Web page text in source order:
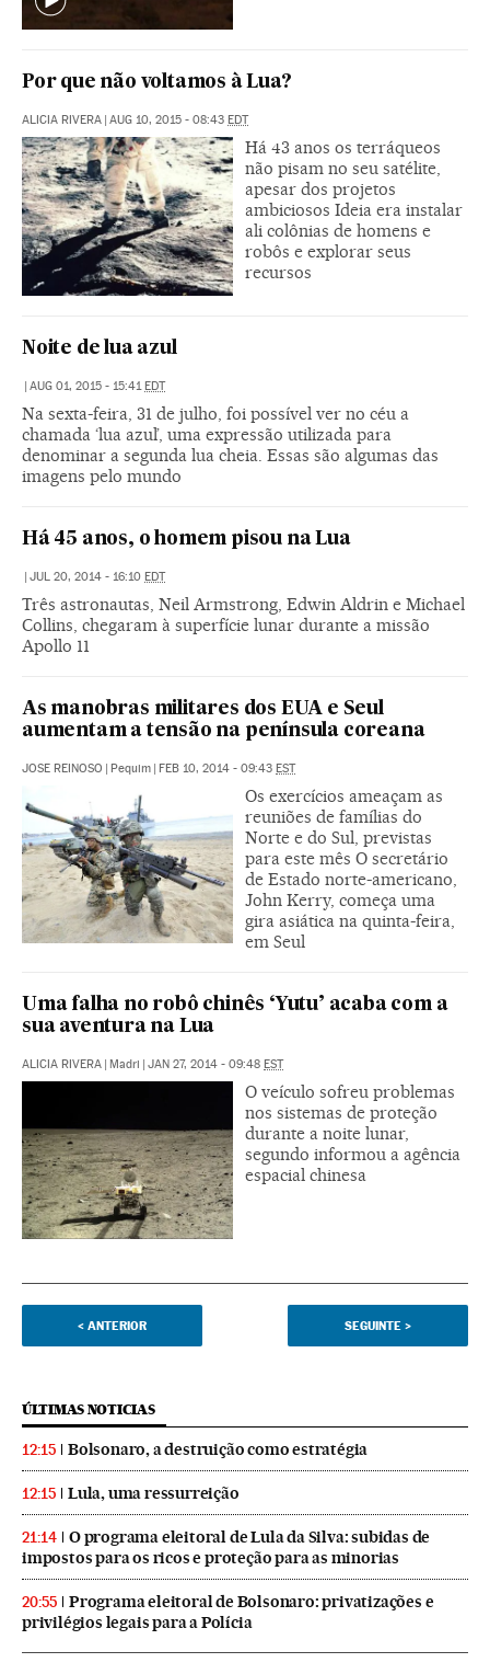
Por que não voltamos à Lua?
ALICIA RIVERA | AUG 10, 2015 - 08:43 EDT
Há 43 anos os terráqueos
não pisam no seu satélite,
apesar dos projetos
ambiciosos Ideia era instalar
ali colônias de homens e
robôs e explorar seus
recursos
Noite de lua azul
| AUG 01, 2015 - 15:41 EDT
Na sexta-feira, 31 de julho, foi possível ver no céu a
chamada ‘lua azul’, uma expressão utilizada para
denominar a segunda lua cheia. Essas são algumas das
imagens pelo mundo
Há 45 anos, o homem pisou na Lua
| JUL 20, 2014 - 16:10 EDT
Três astronautas, Neil Armstrong, Edwin Aldrin e Michael
Collins, chegaram à superfície lunar durante a missão
Apollo 11
As manobras militares dos EUA e Seul
aumentam a tensão na península coreana
JOSE REINOSO | Pequim | FEB 10, 2014 - 09:43 EST
Os exercícios ameaçam as
reuniões de famílias do
Norte e do Sul, previstas
para este mês O secretário
de Estado norte-americano,
John Kerry, começa uma
gira asiática na quinta-feira,
em Seul
Uma falha no robô chinês ‘Yutu’ acaba com a
sua aventura na Lua
ALICIA RIVERA | Madri | JAN 27, 2014 - 09:48 EST
O veículo sofreu problemas
nos sistemas de proteção
durante a noite lunar,
segundo informou a agência
espacial chinesa
< ANTERIOR SEGUINTE >
ÚLTIMAS NOTICIAS
12:15 Bolsonaro, a destruição como estratégia
12:15 Lula, uma ressurreição
21:14
O programa eleitoral de Lula da Silva: subidas de
impostos para os ricos e proteção para as minorias
20:55
Programa eleitoral de Bolsonaro: privatizações e
privilégios legais para a Polícia